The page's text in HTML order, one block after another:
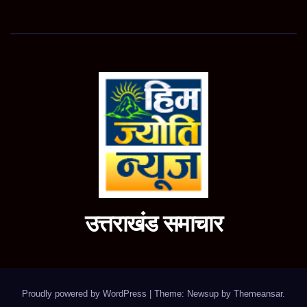
उत्तराखंड समाचार
Proudly powered by WordPress Theme: Newsup by Themeansar.